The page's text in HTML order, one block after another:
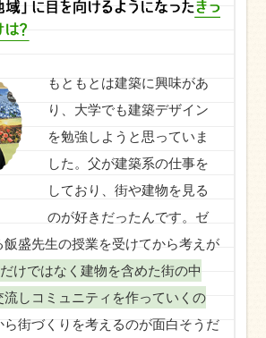
もともとは建築に興味があ
り、大学でも建築デザイン
を勉強しようと思っていま
した。父が建築系の仕事を
しており、街や建物を見る
のが好きだったんです。ゼ
飯盛先生の授業を受けてから考えが
だけではなく建物を含めた街の中
流しコミュニティを作っていくの
ら街づくりを考えるのが面白そうだ